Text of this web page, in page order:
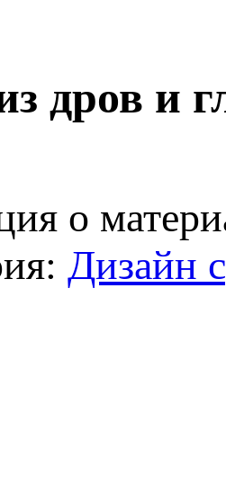
дров и
о
Дизайн